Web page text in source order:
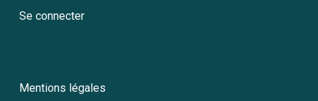
Se connecter
Mentions légales